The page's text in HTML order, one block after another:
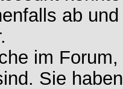
ab
im
Sie